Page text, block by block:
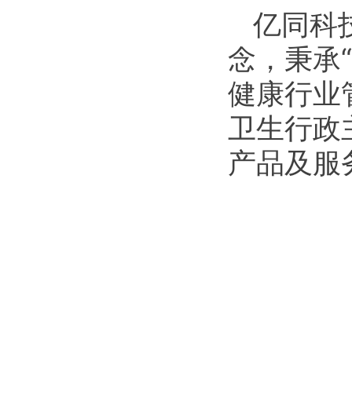
亿同科
念，秉承
健康行业
卫生行政
产品及服